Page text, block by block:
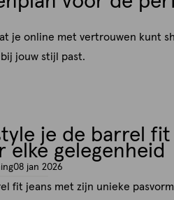
je online met vertrouwen kunt
jouw stijl past.
je de barrel fit
elke gelegenheid
08 jan 2026
fit jeans met zijn unieke